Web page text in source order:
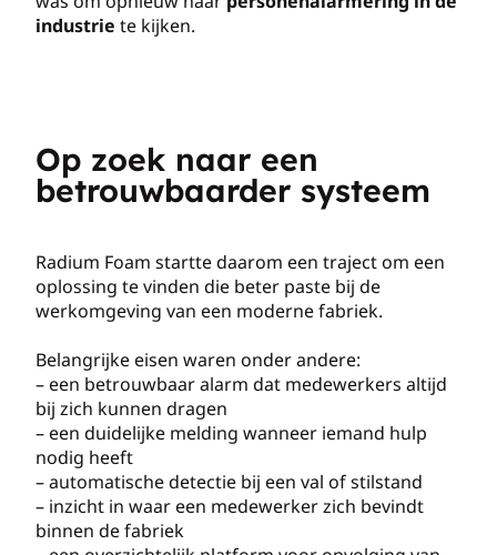
industrie te kijken.
Op zoek naar een
betrouwbaarder systeem
Radium Foam startte daarom een traject om een
oplossing te vinden die beter paste bij de
werkomgeving van een moderne fabriek.
Belangrijke eisen waren onder andere:
– een betrouwbaar alarm dat medewerkers altijd
bij zich kunnen dragen
– een duidelijke melding wanneer iemand hulp
nodig heeft
– automatische detectie bij een val of stilstand
– inzicht in waar een medewerker zich bevindt
binnen de fabriek